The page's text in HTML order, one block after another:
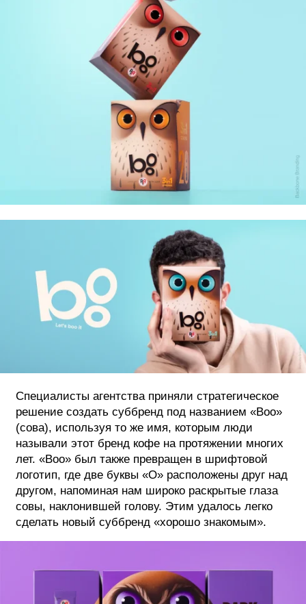
Специалисты агентства приняли стратегическое
решение создать суббренд под названием «Boo»
(сова), используя то же имя, которым люди
называли этот бренд кофе на протяжении многих
лет. «Boo» был также превращен в шрифтовой
логотип, где две буквы «O» расположены друг над
другом, напоминая нам широко раскрытые глаза
совы, наклонившей голову. Этим удалось легко
сделать новый суббренд «хорошо знакомым».